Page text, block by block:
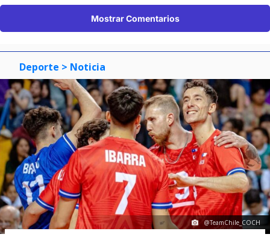
Mostrar Comentarios
Deporte > Noticia
@TeamChile_COCH